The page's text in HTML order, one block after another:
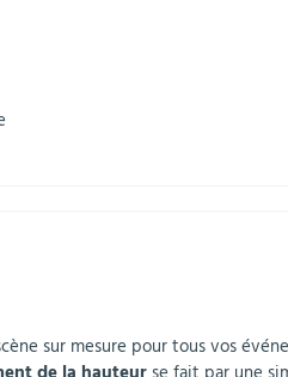
sur mesure pour tous vos